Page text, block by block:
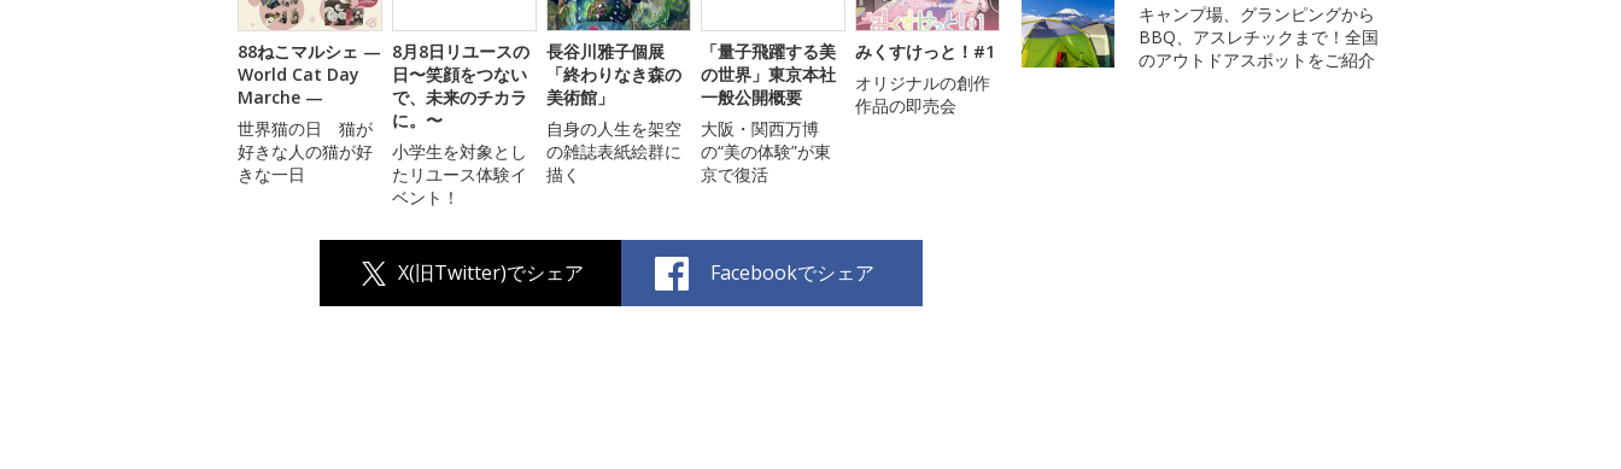
88ねこマルシェ —
World Cat Day
Marche —
世界猫の日 猫が
好きな人の猫が好
きな一日
8月8日リユースの
日〜笑顔をつない
で、未来のチカラ
に。〜
小学生を対象とし
たリユース体験イ
ベント！
長谷川雅子個展
「終わりなき森の
美術館」
自身の人生を架空
の雑誌表紙絵群に
描く
「量子飛躍する美
の世界」東京本社
一般公開概要
大阪・関西万博
の“美の体験”が東
京で復活
みくすけっと！#1
オリジナルの創作
作品の即売会
X(旧Twitter)でシェア Facebookでシェア
キャンプ場、グランピングから
BBQ、アスレチックまで！全国
のアウトドアスポットをご紹介